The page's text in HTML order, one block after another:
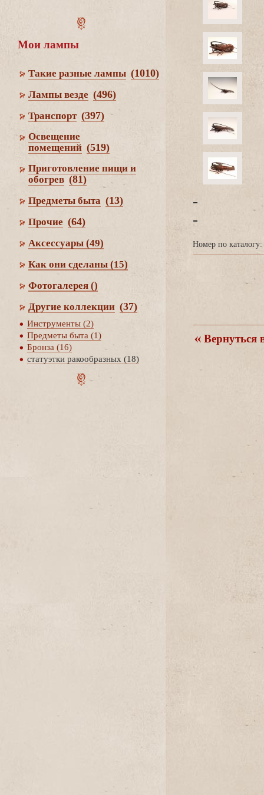
Мои лампы
Такие разные лампы (1010)
Лампы везде (496)
Транспорт (397)
Освещение
помещений (519)
Приготовление пищи и
обогре (81)
Предметы быта (13)
Прочие (64)
Аксессуары (49)
Как они сделаны (15)
Фотогалерея ()
Другие коллекции (37)
Инструменты (2)
Предметы быта (1)
Бронза (16)
статуэтки ракообразных (18)
-
-
Номер по каталогу:
ернуться